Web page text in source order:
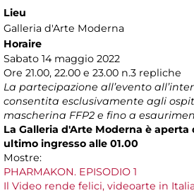
Lieu
Galleria d'Arte Moderna
Horaire
Sabato 14 maggio 2022
Ore 21.00, 22.00 e 23.00 n.3 repliche
La partecipazione all’evento
consentita esclusivamente agli
mascherina FFP2 e fino a
La Galleria d'Arte Moderna è aperta
ultimo ingresso alle 01.00
Mostre:
PHARMAKON. EPISODIO 1
Il Video rende felici, videoarte in